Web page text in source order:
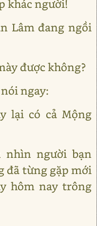
khác người!
Lâm đang ngồi
được không?
ngay:
lại có cả Mộng
nhìn người bạn
đã từng gặp mới
hôm nay trông